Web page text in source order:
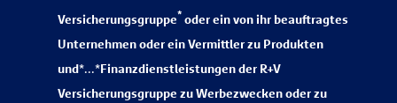
Versicherungsgruppe* oder ein von ihr beauftragtes
Unternehmen oder ein Vermittler zu Produkten
und*...*Finanzdienstleistungen der R+V
Versicherungsgruppe zu Werbezwecken oder zu